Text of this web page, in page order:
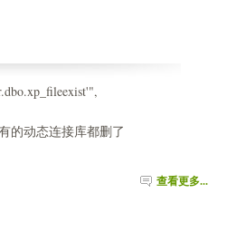
的动态连接库都删了
查看更多...